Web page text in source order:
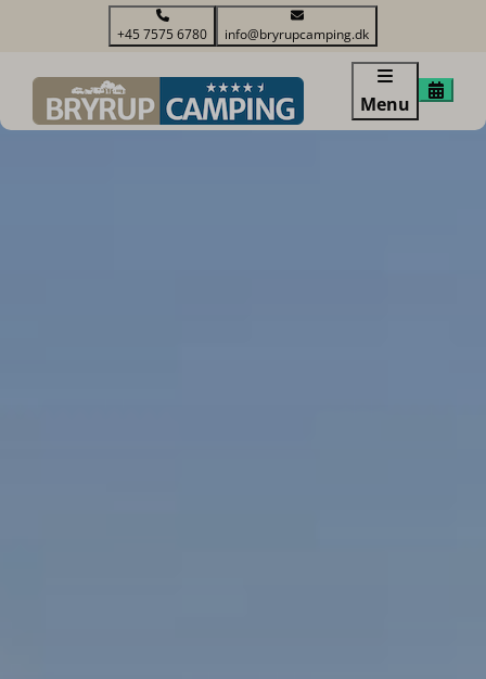
+45 7575 6780 info@bryrupcamping.dk
Menu